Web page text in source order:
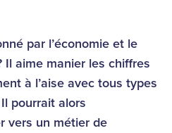
par l’économie et le
Il aime manier les chiffres
à l’aise avec tous types
pourrait alors
vers un métier de